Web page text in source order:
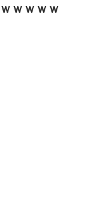
ｗｗｗｗ